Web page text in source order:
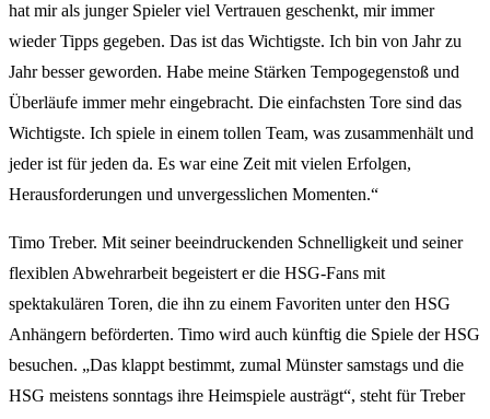
hat mir als junger Spieler viel Vertrauen geschenkt, mir immer
wieder Tipps gegeben. Das ist das Wichtigste. Ich bin von Jahr zu
Jahr besser geworden. Habe meine Stärken Tempogegenstoß und
Überläufe immer mehr eingebracht. Die einfachsten Tore sind das
Wichtigste. Ich spiele in einem tollen Team, was zusammenhält und
jeder ist für jeden da. Es war eine Zeit mit vielen Erfolgen,
Herausforderungen und unvergesslichen Momenten.“
Timo Treber. Mit seiner beeindruckenden Schnelligkeit und seiner
flexiblen Abwehrarbeit begeistert er die HSG-Fans mit
spektakulären Toren, die ihn zu einem Favoriten unter den HSG
Anhängern beförderten. Timo wird auch künftig die Spiele der HSG
besuchen. „Das klappt bestimmt, zumal Münster samstags und die
HSG meistens sonntags ihre Heimspiele austrägt“, steht für Treber